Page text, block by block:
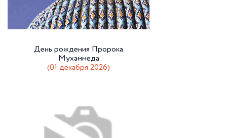
День рождения Пророка
Мухаммеда
(01 декабря 2026)